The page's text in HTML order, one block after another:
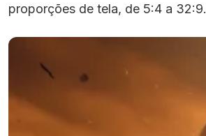
proporções de tela, de 5:4 a 32:9.